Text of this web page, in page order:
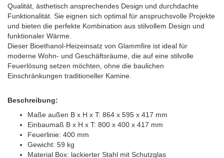
Qualität, ästhetisch ansprechendes Design und durchdachte
Funktionalität. Sie eignen sich optimal für anspruchsvolle Projekte
und bieten die perfekte Kombination aus stilvollem Design und
funktionaler Wärme.
Dieser Bioethanol-Heizeinsatz von Glammfire ist ideal für
moderne Wohn- und Geschäftsräume, die auf eine stilvolle
Feuerlösung setzen möchten, ohne die baulichen
Einschränkungen traditioneller Kamine.
Beschreibung:
Maße außen B x H x T: 864 x 595 x 417 mm
Einbaumaß B x H x T: 800 x 400 x 417 mm
Feuerlinie: 400 mm
Gewicht: 59 kg
Material Box: lackierter Stahl mit Schutzglas